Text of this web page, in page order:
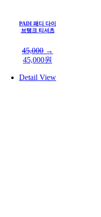
PADI 패디 다이
브탱크 티셔츠
45,000 →
45,000원
Detail View